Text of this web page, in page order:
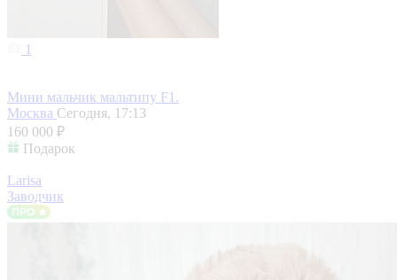
1
Мини мальчик мальтипу F1.
Москва Сегодня, 17:13
160 000 ₽
Подарок
Larisa
Заводчик